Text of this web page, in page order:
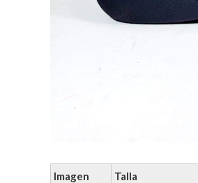
Imagen Talla